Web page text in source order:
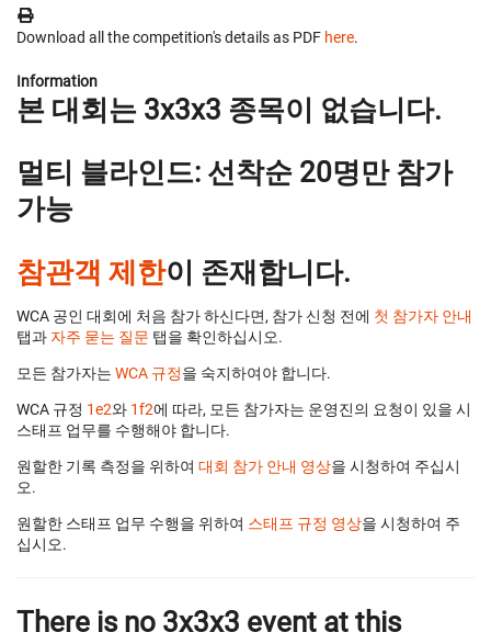
Download all the competition's details as PDF here.
Information
본 대회는 3x3x3 종목이 없습니다.
멀티 블라인드: 선착순 20명만 참가
가능
참관객 제한이 존재합니다.
WCA 공인 대회에 처음 참가 하신다면, 참가 신청 전에 첫 참가자 안내
탭과 자주 묻는 질문 탭을 확인하십시오.
모든 참가자는 WCA 규정을 숙지하여야 합니다.
WCA 규정 1e2와 1f2에 따라, 모든 참가자는 운영진의 요청이 있을 시
스태프 업무를 수행해야 합니다.
원할한 기록 측정을 위하여 대회 참가 안내 영상을 시청하여 주십시
오.
원할한 스태프 업무 수행을 위하여 스태프 규정 영상을 시청하여 주
십시오.
There is no 3x3x3 event at this